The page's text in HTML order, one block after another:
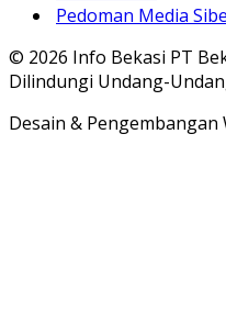
Pedoman Media
© 2026 Info Bekasi PT
Dilindungi Undang-
Desain & Pengembangan